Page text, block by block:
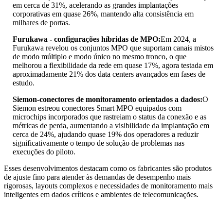
em cerca de 31%, acelerando as grandes implantações
corporativas em quase 26%, mantendo alta consistência em
milhares de portas.
Furukawa - configurações híbridas de MPO:Em 2024, a
Furukawa revelou os conjuntos MPO que suportam canais mistos
de modo múltiplo e modo único no mesmo tronco, o que
melhorou a flexibilidade da rede em quase 17%, agora testada em
aproximadamente 21% dos data centers avançados em fases de
estudo.
Siemon-conectores de monitoramento orientados a dados:O
Siemon estreou conectores Smart MPO equipados com
microchips incorporados que rastreiam o status da conexão e as
métricas de perda, aumentando a visibilidade da implantação em
cerca de 24%, ajudando quase 19% dos operadores a reduzir
significativamente o tempo de solução de problemas nas
execuções do piloto.
Esses desenvolvimentos destacam como os fabricantes são produtos
de ajuste fino para atender às demandas de desempenho mais
rigorosas, layouts complexos e necessidades de monitoramento mais
inteligentes em dados críticos e ambientes de telecomunicações.